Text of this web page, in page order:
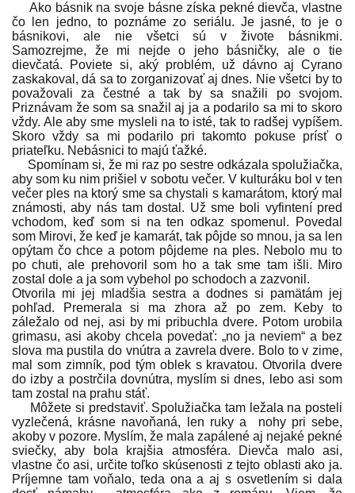
Ako básnik na svoje básne získa pekné dievča, vlastne
čo len jedno, to poznáme zo seriálu. Je jasné, to je o
básnikovi, ale nie všetci sú v živote básnikmi.
Samozrejme, že mi nejde o jeho básničky, ale o tie
dievčatá. Poviete si, aký problém, už dávno aj Cyrano
zaskakoval, dá sa to zorganizovať aj dnes. Nie všetci by to
považovali za čestné a tak by sa snažili po svojom.
Priznávam že som sa snažil aj ja a podarilo sa mi to skoro
vždy. Ale aby sme mysleli na to isté, tak to radšej vypíšem.
Skoro vždy sa mi podarilo pri takomto pokuse prísť o
priateľku. Nebásnici to majú ťažké.
Spomínam si, že mi raz po sestre odkázala spolužiačka,
aby som ku nim prišiel v sobotu večer. V kulturáku bol v ten
večer ples na ktorý sme sa chystali s kamarátom, ktorý mal
známosti, aby nás tam dostal. Už sme boli vyfintení pred
vchodom, keď som si na ten odkaz spomenul. Povedal
som Mirovi, že keď je kamarát, tak pôjde so mnou, ja sa len
opýtam čo chce a potom pôjdeme na ples. Nebolo mu to
po chuti, ale prehovoril som ho a tak sme tam išli. Miro
zostal dole a ja som vybehol po schodoch a zazvonil.
Otvorila mi jej mladšia sestra a dodnes si pamätám jej
pohľad. Premerala si ma zhora až po zem. Keby to
záležalo od nej, asi by mi pribuchla dvere. Potom urobila
grimasu, asi akoby chcela povedať: „no ja neviem“ a bez
slova ma pustila do vnútra a zavrela dvere. Bolo to v zime,
mal som zimník, pod tým oblek s kravatou. Otvorila dvere
do izby a postrčila dovnútra, myslím si dnes, lebo asi som
tam zostal na prahu stáť.
Môžete si predstaviť. Spolužiačka tam ležala na posteli
vyzlečená, krásne navoňaná, len ruky a nohy pri sebe,
akoby v pozore. Myslím, že mala zapálené aj nejaké pekné
sviečky, aby bola krajšia atmosféra. Dievča malo asi,
vlastne čo asi, určite toľko skúsenosti z tejto oblasti ako ja.
Príjemne tam voňalo, teda ona a aj s osvetlením si dala